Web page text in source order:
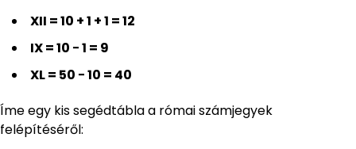
XII = 10 + 1 + 1 = 12
IX = 10 − 1 = 9
XL = 50 − 10 = 40
Íme egy kis segédtábla a római számjegyek
felépítéséről: